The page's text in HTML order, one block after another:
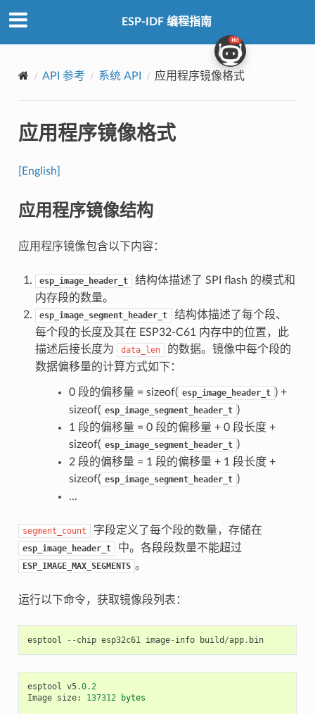
ESP-IDF 编程指南
API 参考 系统 API 应用程序镜像格式
应用程序镜像格式
[English]
应用程序镜像结构
应用程序镜像包含以下内容：
esp_image_header_t
结构体描述了 SPI flash 的模式和
内存段的数量。
esp_image_segment_header_t
结构体描述了每个段、
每个段的长度及其在 ESP32-C61 内存中的位置，此
描述后接长度为
data_len
的数据。镜像中每个段的
数据偏移量的计算方式如下：
0 段的偏移量 = sizeof( esp_image_header_t ) +
sizeof( esp_image_segment_header_t )
1 段的偏移量 = 0 段的偏移量 + 0 段长度 +
sizeof( esp_image_segment_header_t )
2 段的偏移量 = 1 段的偏移量 + 1 段长度 +
sizeof( esp_image_segment_header_t )
...
segment_count 字段定义了每个段的数量，存储在
esp_image_header_t 中。各段段数量不能超过
ESP_IMAGE_MAX_SEGMENTS 。
运行以下命令，获取镜像段列表：
esptool -- chip esp32c61 image- info build /app. bin
esptool v5.0.2
Image size: 137312 bytes